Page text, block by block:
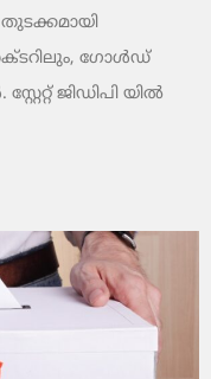
ഗോൾഡ്
ജിഡിപി യിൽ